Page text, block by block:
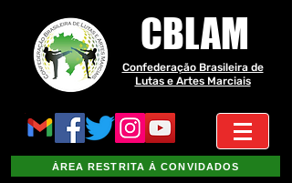
CBLAM
Confederação Brasileira de
Lutas e Artes Marciais
ÁREA RESTRITA À CONVIDADOS